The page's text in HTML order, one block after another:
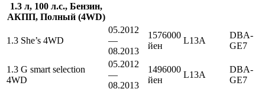
1.3 л, 100 л.с., Бензин,
АКПП, Полный (4WD)
1.3 She’s 4WD
05.2012
—
08.2013
1576000
йен
L13A
DBA-
GE7
1.3 G smart selection
4WD
05.2012
—
08.2013
1496000
йен
L13A
DBA-
GE7